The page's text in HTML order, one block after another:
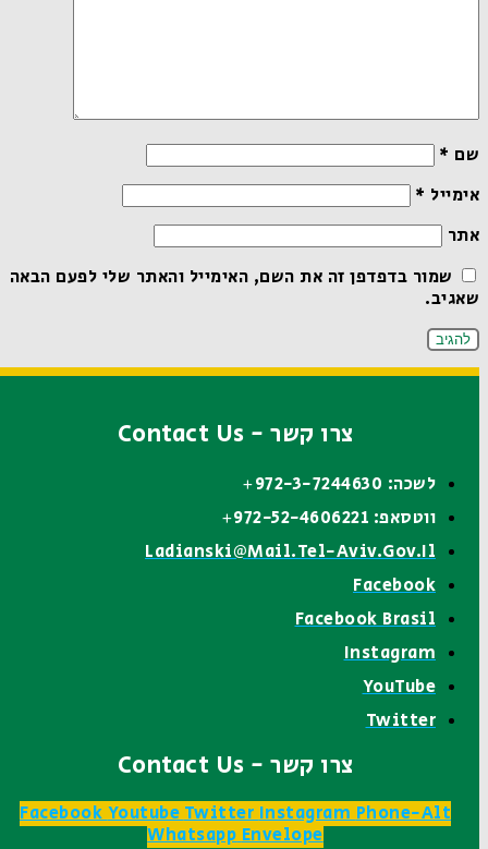
שם*
אימייל*
אתר
שמור בדפדפן זה את השם, האימייל והאתר שלי לפעם הבאה
שאגיב.
צרו קשר - Contact Us
לשכה: 972-3-7244630+
ווטסאפ: 972-52-4606221+
Ladianski@mail.tel-Aviv.gov.il
Facebook
Facebook Brasil
Instagram
YouTube
Twitter
צרו קשר - Contact Us
FacebookYoutubeTwitterInstagramPhone-Alt
WhatsappEnvelope